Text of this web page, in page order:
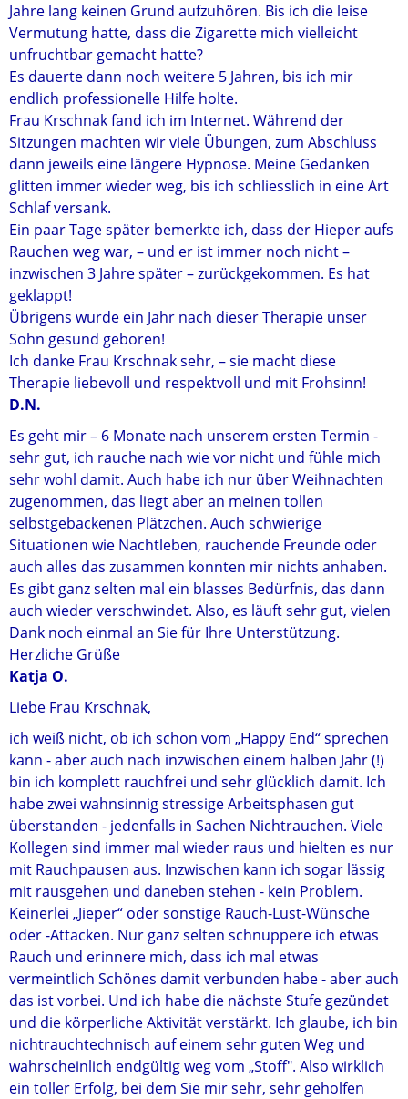
Jahre lang keinen Grund aufzuhören. Bis ich die leise
Vermutung hatte, dass die Zigarette mich vielleicht
unfruchtbar gemacht hatte?
Es dauerte dann noch weitere 5 Jahren, bis ich mir
endlich professionelle Hilfe holte.
Frau Krschnak fand ich im Internet. Während der
Sitzungen machten wir viele Übungen, zum Abschluss
dann jeweils eine längere Hypnose. Meine Gedanken
glitten immer wieder weg, bis ich schliesslich in eine Art
Schlaf versank.
Ein paar Tage später bemerkte ich, dass der Hieper aufs
Rauchen weg war, – und er ist immer noch nicht –
inzwischen 3 Jahre später – zurückgekommen. Es hat
geklappt!
Übrigens wurde ein Jahr nach dieser Therapie unser
Sohn gesund geboren!
Ich danke Frau Krschnak sehr, – sie macht diese
Therapie liebevoll und respektvoll und mit Frohsinn!
D.N.
Es geht mir – 6 Monate nach unserem ersten Termin -
sehr gut, ich rauche nach wie vor nicht und fühle mich
sehr wohl damit. Auch habe ich nur über Weihnachten
zugenommen, das liegt aber an meinen tollen
selbstgebackenen Plätzchen. Auch schwierige
Situationen wie Nachtleben, rauchende Freunde oder
auch alles das zusammen konnten mir nichts anhaben.
Es gibt ganz selten mal ein blasses Bedürfnis, das dann
auch wieder verschwindet. Also, es läuft sehr gut, vielen
Dank noch einmal an Sie für Ihre Unterstützung.
Herzliche Grüße
Katja O.
Liebe Frau Krschnak,
ich weiß nicht, ob ich schon vom „Happy End“ sprechen
kann - aber auch nach inzwischen einem halben Jahr (!)
bin ich komplett rauchfrei und sehr glücklich damit. Ich
habe zwei wahnsinnig stressige Arbeitsphasen gut
überstanden - jedenfalls in Sachen Nichtrauchen. Viele
Kollegen sind immer mal wieder raus und hielten es nur
mit Rauchpausen aus. Inzwischen kann ich sogar lässig
mit rausgehen und daneben stehen - kein Problem.
Keinerlei „Jieper“ oder sonstige Rauch-Lust-Wünsche
oder -Attacken. Nur ganz selten schnuppere ich etwas
Rauch und erinnere mich, dass ich mal etwas
vermeintlich Schönes damit verbunden habe - aber auch
das ist vorbei. Und ich habe die nächste Stufe gezündet
und die körperliche Aktivität verstärkt. Ich glaube, ich bin
nichtrauchtechnisch auf einem sehr guten Weg und
wahrscheinlich endgültig weg vom „Stoff". Also wirklich
ein toller Erfolg, bei dem Sie mir sehr, sehr geholfen